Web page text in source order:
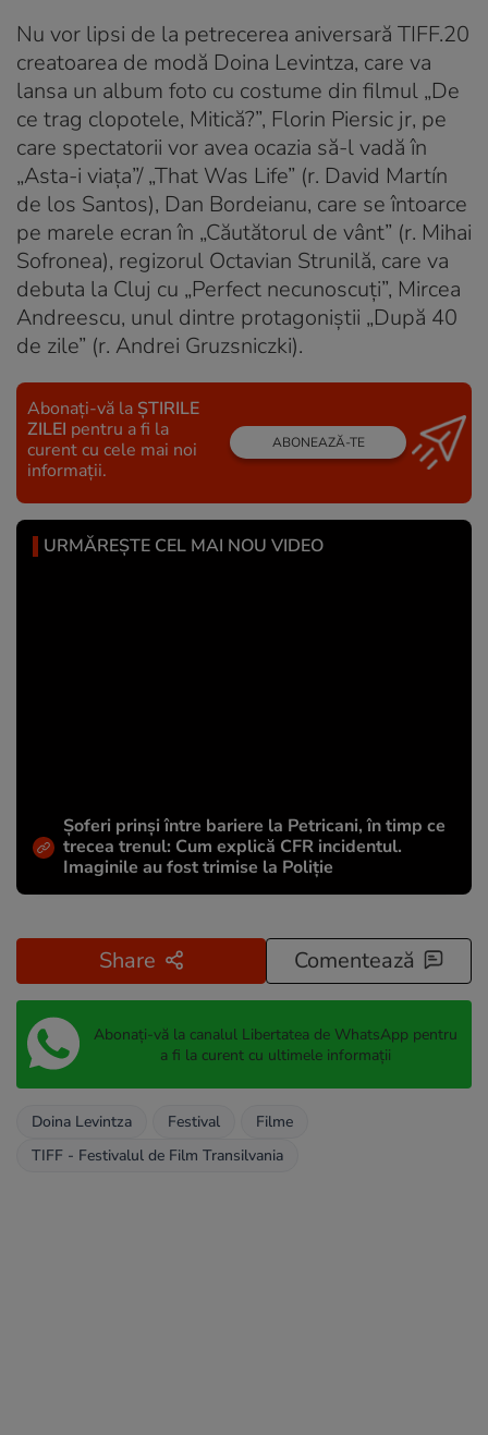
Nu vor lipsi de la petrecerea aniversară TIFF.20
creatoarea de modă Doina Levintza, care va
lansa un album foto cu costume din filmul „De
ce trag clopotele, Mitică?”, Florin Piersic jr, pe
care spectatorii vor avea ocazia să-l vadă în
„Asta-i viața”/ „That Was Life” (r. David Martín
de los Santos), Dan Bordeianu, care se întoarce
pe marele ecran în „Căutătorul de vânt” (r. Mihai
Sofronea), regizorul Octavian Strunilă, care va
debuta la Cluj cu „Perfect necunoscuți”, Mircea
Andreescu, unul dintre protagoniștii „După 40
de zile” (r. Andrei Gruzsniczki).
Abonați-vă la ȘTIRILE
ZILEI pentru a fi la
curent cu cele mai noi
informații.
ABONEAZĂ-TE
URMĂREȘTE CEL MAI NOU VIDEO
Șoferi prinși între bariere la Petricani, în timp ce
trecea trenul: Cum explică CFR incidentul.
Imaginile au fost trimise la Poliție
Share Comentează
Abonați-vă la canalul Libertatea de WhatsApp pentru
a fi la curent cu ultimele informații
Doina Levintza Festival
Filme
TIFF - Festivalul de Film Transilvania